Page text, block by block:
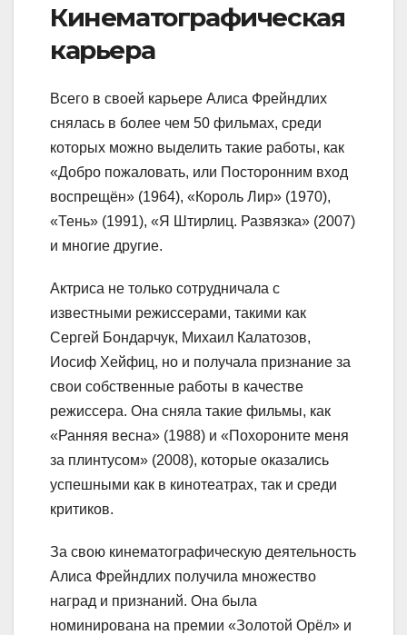
Кинематографическая
карьера
Всего в своей карьере Алиса Фрейндлих
снялась в более чем 50 фильмах, среди
которых можно выделить такие работы, как
«Добро пожаловать, или Посторонним вход
воспрещён» (1964), «Король Лир» (1970),
«Тень» (1991), «Я Штирлиц. Развязка» (2007)
и многие другие.
Актриса не только сотрудничала с
известными режиссерами, такими как
Сергей Бондарчук, Михаил Калатозов,
Иосиф Хейфиц, но и получала признание за
свои собственные работы в качестве
режиссера. Она сняла такие фильмы, как
«Ранняя весна» (1988) и «Похороните меня
за плинтусом» (2008), которые оказались
успешными как в кинотеатрах, так и среди
критиков.
За свою кинематографическую деятельность
Алиса Фрейндлих получила множество
наград и признаний. Она была
номинирована на премии «Золотой Орёл» и